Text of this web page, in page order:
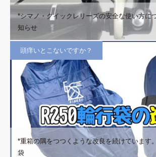
*シマノ・クイックレリーズの安全な使い方に
知らせ
頭痒いとこないですか？
*重箱の隅をつつくような改良を続けています
袋